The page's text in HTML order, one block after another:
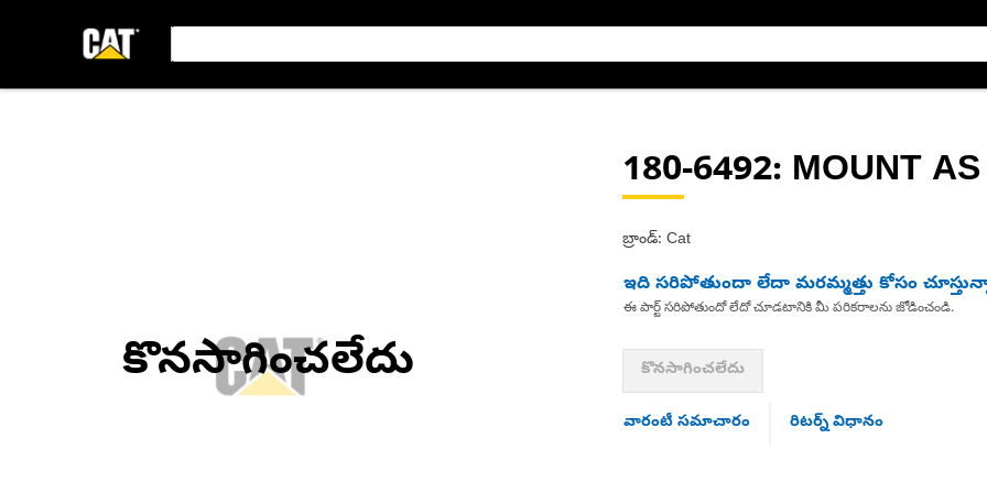
కొనసాగించలేదు
180-6492: MOUNT AS
బ్రాండ్: Cat
ఇది సరిపోతుందా లేదా మరమ్మత్తు కోసం
ఈ పార్ట్ సరిపోతుందో లేదో చూడటానికి మీ పరికరాలను జోడించండి.
కొనసాగించలేదు
వారంటీ సమాచారం రిటర్న్ విధానం